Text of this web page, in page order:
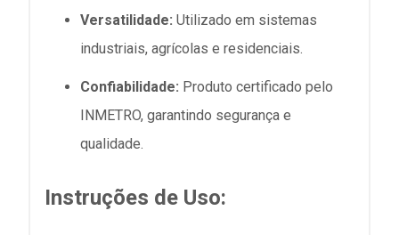
Versatilidade: Utilizado em sistemas
industriais, agrícolas e residenciais.
Confiabilidade: Produto certificado pelo
INMETRO, garantindo segurança e
qualidade.
Instruções de Uso: